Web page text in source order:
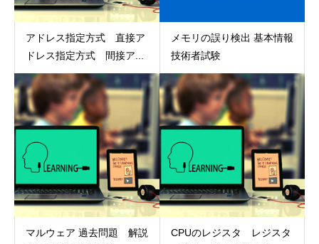
アドレス指定方式 直接ア
ドレス指定方式 間接ア...
メモリの誤り検出 基本情報
技術者試験
マルウェア 過去問題 解説
CPUのレジスタ レジスタ